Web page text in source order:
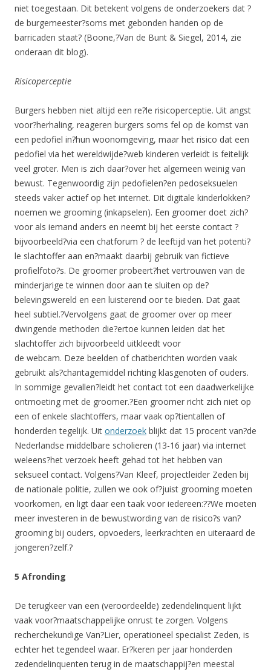
niet toegestaan. Dit betekent volgens de onderzoekers dat ?
de burgemeester?soms met gebonden handen op de
barricaden staat? (Boone,?Van de Bunt & Siegel, 2014, zie
onderaan dit blog).
Risicoperceptie
Burgers hebben niet altijd een re?le risicoperceptie. Uit angst
voor?herhaling, reageren burgers soms fel op de komst van
een pedofiel in?hun woonomgeving, maar het risico dat een
pedofiel via het wereldwijde?web kinderen verleidt is feitelijk
veel groter. Men is zich daar?over het algemeen weinig van
bewust. Tegenwoordig zijn pedofielen?en pedoseksuelen
steeds vaker actief op het internet. Dit digitale kinderlokken?
noemen we grooming (inkapselen). Een groomer doet zich?
voor als iemand anders en neemt bij het eerste contact ?
bijvoorbeeld?via een chatforum ? de leeftijd van het potenti?
le slachtoffer aan en?maakt daarbij gebruik van fictieve
profielfoto?s. De groomer probeert?het vertrouwen van de
minderjarige te winnen door aan te sluiten op de?
belevingswereld en een luisterend oor te bieden. Dat gaat
heel subtiel.?Vervolgens gaat de groomer over op meer
dwingende methoden die?ertoe kunnen leiden dat het
slachtoffer zich bijvoorbeeld uitkleedt voor
de webcam. Deze beelden of chatberichten worden vaak
gebruikt als?chantagemiddel richting klasgenoten of ouders.
In sommige gevallen?leidt het contact tot een daadwerkelijke
ontmoeting met de groomer.?Een groomer richt zich niet op
een of enkele slachtoffers, maar vaak op?tientallen of
honderden tegelijk. Uit onderzoek blijkt dat 15 procent van?de
Nederlandse middelbare scholieren (13-16 jaar) via internet
weleens?het verzoek heeft gehad tot het hebben van
seksueel contact. Volgens?Van Kleef, projectleider Zeden bij
de nationale politie, zullen we ook of?juist grooming moeten
voorkomen, en ligt daar een taak voor iedereen:??We moeten
meer investeren in de bewustwording van de risico?s van?
grooming bij ouders, opvoeders, leerkrachten en uiteraard de
jongeren?zelf.?
5 Afronding
De terugkeer van een (veroordeelde) zedendelinquent lijkt
vaak voor?maatschappelijke onrust te zorgen. Volgens
recherchekundige Van?Lier, operationeel specialist Zeden, is
echter het tegendeel waar. Er?keren per jaar honderden
zedendelinquenten terug in de maatschappij?en meestal